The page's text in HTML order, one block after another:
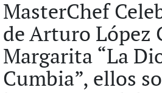
MasterChef
de Arturo López
Margarita “La
Cumbia”, ellos